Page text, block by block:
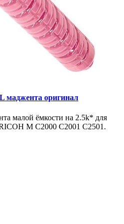
маджента оригинал
малой ёмкости на 2.5k* для
M C2000 C2001 C2501.